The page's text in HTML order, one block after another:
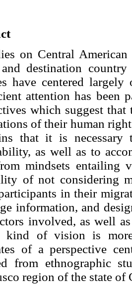
on Central
destination
have centered
attention has been
which suggest
of their human
that it is
as well as to
mindsets entailing
of not considering
in their
information, and
involved, as well
kind of vision is
of a perspective
from ethnographic
region of the state of